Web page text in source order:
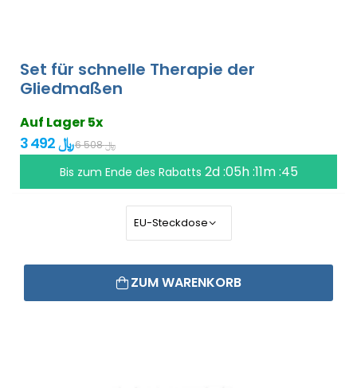
Set für schnelle Therapie der
Gliedmaßen
Auf Lager 5x
3 492 ﷼ 6 508 ﷼
Bis zum Ende des Rabatts 2d :05h :11m :45
ZUM WARENKORB